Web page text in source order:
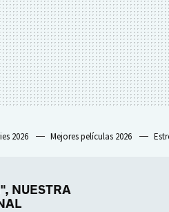
2026 Mejores películas 2026
NUESTRA